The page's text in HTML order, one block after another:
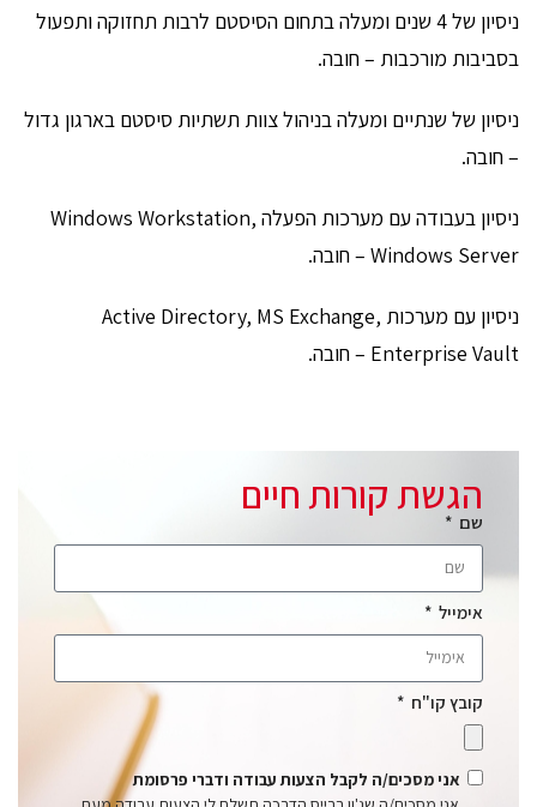
ניסיון של 4 שנים ומעלה בתחום הסיסטם לרבות תחזוקה ותפעול
בסביבות מורכבות – חובה.
ניסיון של שנתיים ומעלה בניהול צוות תשתיות סיסטם בארגון גדול
– חובה.
ניסיון בעבודה עם מערכות הפעלה Windows Workstation,
Windows Server – חובה.
ניסיון עם מערכות Active Directory, MS Exchange,
Enterprise Vault – חובה.
הגשת קורות חיים
שם
אימייל
קובץ קו"ח
אני מסכים/ה לקבל הצעות עבודה ודברי פרסומת